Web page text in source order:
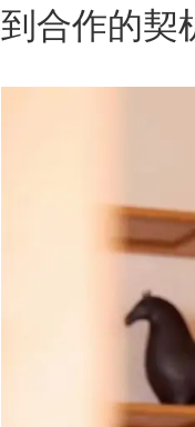
到合作的契